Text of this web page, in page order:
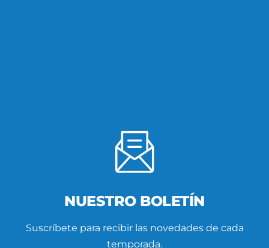
NUESTRO BOLETÍN
Suscríbete para recibir las novedades de cada
temporada.